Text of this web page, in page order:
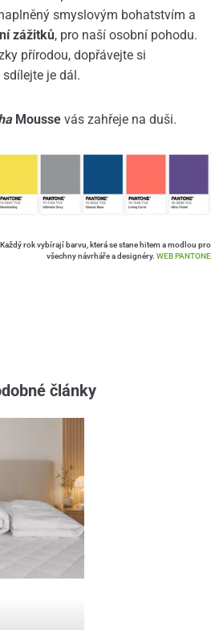
smyslovým bohatstvím a
zážitků, pro naší osobní pohodu.
přírodou, dopřávejte si
je dál.
Moussevás zahřeje na duši.
rok vybírají barvu, která se stane hitem a modlou pro
všechny návrháře a designéry. WEB PANTONE
články